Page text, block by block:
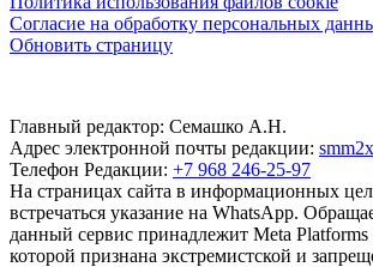
Согласие на обработку персональных
Обновить страницу
Главный редактор: Семашко А.Н.
Адрес электронной почты редакции:
Телефон Редакции: +7 968 246-25-97
На страницах сайта в информационных
встречаться указание на WhatsApp.
данный сервис принадлежит Meta Platforms
которой признана экстремистской и